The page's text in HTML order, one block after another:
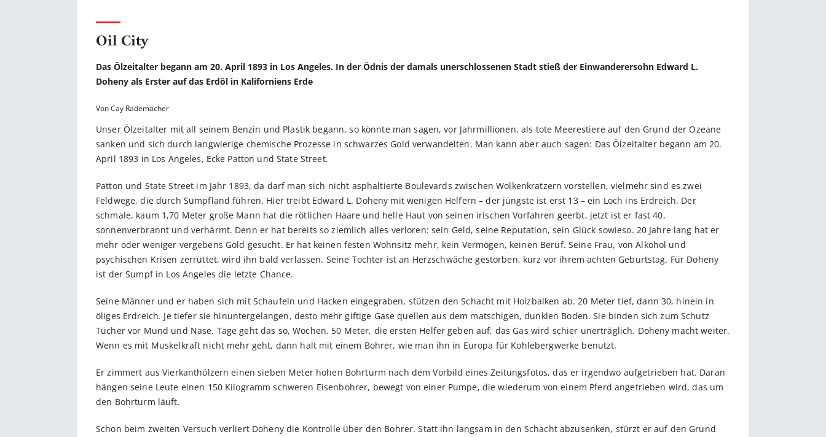
Oil City
Das Ölzeitalter begann am 20. April 1893 in Los Angeles. In der Ödnis der damals unerschlossenen Stadt stieß der Einwanderersohn Edward L.
Doheny als Erster auf das Erdöl in Kaliforniens Erde
Von Cay Rademacher
Unser Ölzeitalter mit all seinem Benzin und Plastik begann, so könnte man sagen, vor Jahrmillionen, als tote Meerestiere auf den Grund der Ozeane
sanken und sich durch langwierige chemische Prozesse in schwarzes Gold verwandelten. Man kann aber auch sagen: Das Ölzeitalter begann am 20.
April 1893 in Los Angeles, Ecke Patton und State Street.
Patton und State Street im Jahr 1893, da darf man sich nicht asphaltierte Bou­levards zwischen Wolkenkratzern vor­stellen, vielmehr sind es zwei
Feldwege, die durch Sumpfland führen. Hier treibt Edward L. Doheny mit wenigen Helfern – der jüngste ist erst 13 – ein Loch ins Erdreich. Der
schmale, kaum 1,70 Meter große Mann hat die rötlichen Haare und helle Haut von seinen irischen Vorfahren geerbt, jetzt ist er fast 40,
sonnenverbrannt und verhärmt. Denn er hat bereits so ziemlich alles verloren: sein Geld, seine Reputation, sein Glück sowieso. 20 Jahre lang hat er
mehr oder weniger vergebens Gold gesucht. Er hat keinen festen Wohnsitz mehr, kein Vermögen, keinen Beruf. Seine Frau, von Alkohol und
psychischen Krisen zerrüttet, wird ihn bald verlassen. Seine Tochter ist an Herzschwäche gestorben, kurz vor ihrem achten Geburtstag. Für Doheny
ist der Sumpf in Los Angeles die letzte Chance.
Seine Männer und er haben sich mit Schaufeln und Hacken eingegraben, stützen den Schacht mit Holzbalken ab. 20 Meter tief, dann 30, hinein in
öliges ­Erdreich. Je tiefer sie hinuntergelangen, desto mehr giftige Gase quellen aus dem matschigen, dunklen Boden. Sie binden sich zum Schutz
Tücher vor Mund und Nase. Tage geht das so, Wochen. 50 Meter, die ersten Helfer geben auf, das Gas wird schier unerträglich. Doheny macht weiter.
Wenn es mit Muskelkraft nicht mehr geht, dann halt mit einem Bohrer, wie man ihn in Euro­pa für Kohlebergwerke benutzt.
Er zimmert aus Vierkanthölzern einen sieben Meter hohen Bohrturm nach dem Vorbild eines Zeitungsfotos, das er irgendwo aufgetrieben hat. Daran
hängen seine Leute einen 150 Kilogramm schweren Eisenbohrer, bewegt von einer Pumpe, die wiederum von einem Pferd ange­trieben wird, das um
den Bohrturm läuft.
Schon beim zweiten Versuch verliert Doheny die Kontrolle über den Bohrer. Statt ihn langsam in den Schacht abzusenken, stürzt er auf den Grund